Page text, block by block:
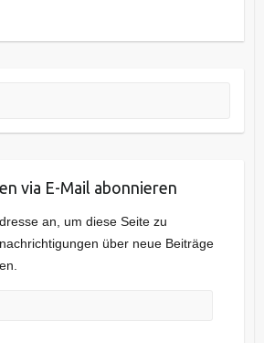
via E-Mail abonnieren
an, um diese Seite zu
über neue Beiträge